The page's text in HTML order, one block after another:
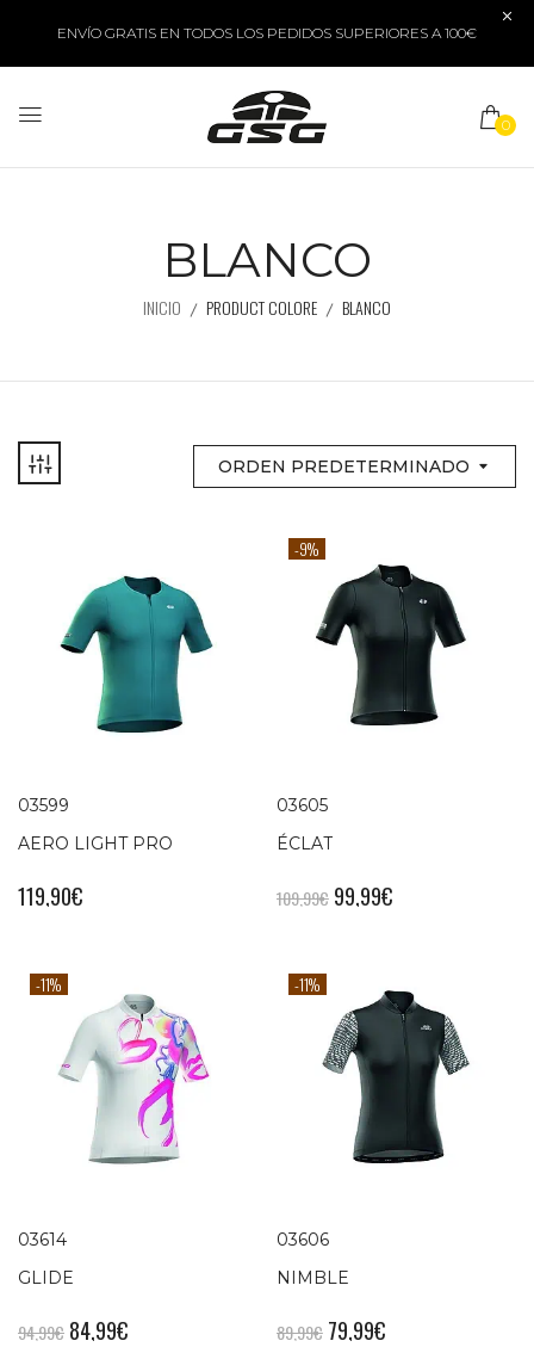
ENVÍO GRATIS EN TODOS LOS PEDIDOS SUPERIORES A 100€
0
BLANCO
INICIO PRODUCT COLORE BLANCO
ORDEN PREDETERMINADO
03599
AERO LIGHT PRO
119,90€
-9%
03605
ÉCLAT
109,99€ 99,99€
-11%
03614
GLIDE
94,99€ 84,99€
-11%
03606
NIMBLE
89,99€ 79,99€